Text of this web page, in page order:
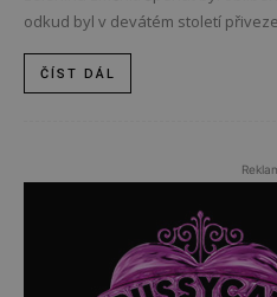
odkud byl v devátém století
ČÍST DÁL